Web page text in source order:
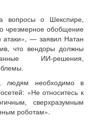
вопросы о Шекспире,
чрезмерное обобщение
атаки», — заявил Натан
что вендоры должны
ИИ-решения,
людям необходимо в
«Не относитесь к
сверхразумным
роботам».